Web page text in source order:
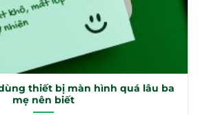
thiết bị màn hình quá lâu ba
mẹ nên biết